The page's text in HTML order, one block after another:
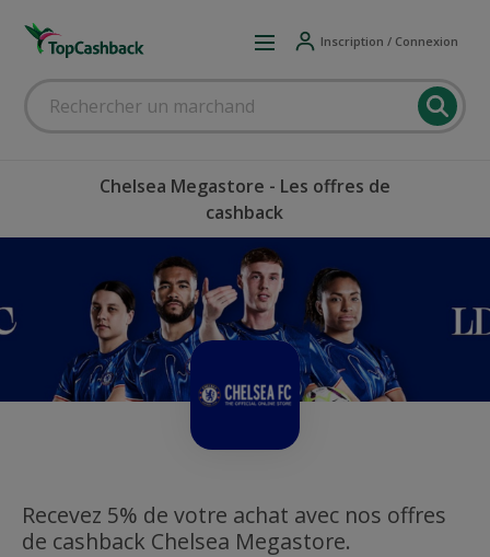
Inscription / Connexion
Chelsea Megastore - Les offres de
cashback
Recevez 5% de votre achat avec nos offres
de cashback Chelsea Megastore.